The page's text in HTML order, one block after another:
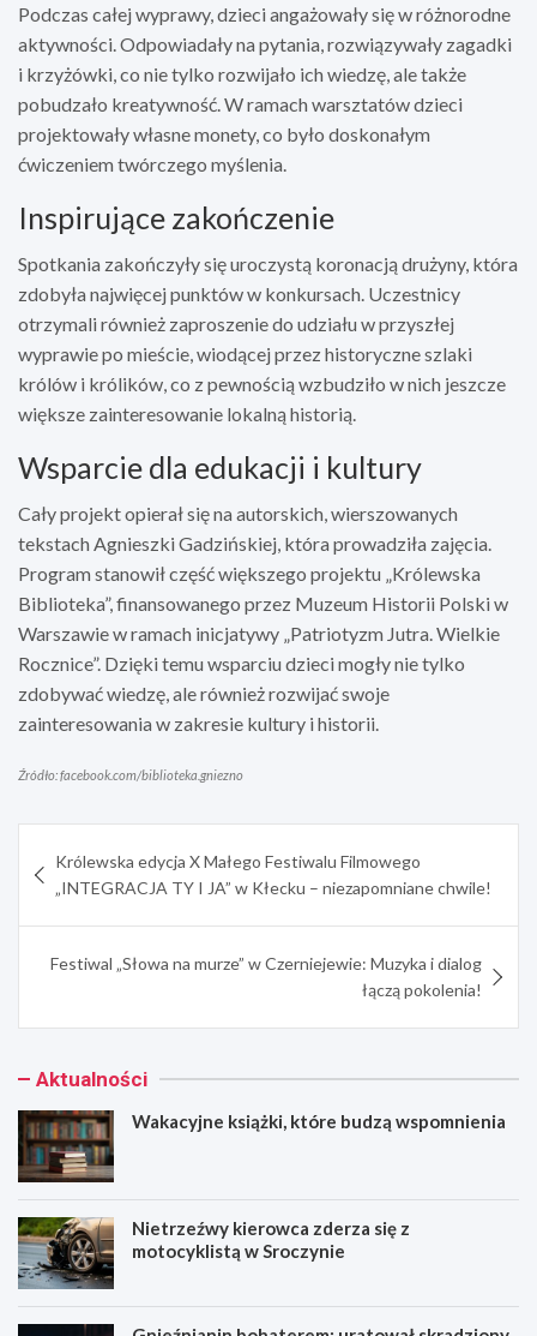
Podczas całej wyprawy, dzieci angażowały się w różnorodne
aktywności. Odpowiadały na pytania, rozwiązywały zagadki
i krzyżówki, co nie tylko rozwijało ich wiedzę, ale także
pobudzało kreatywność. W ramach warsztatów dzieci
projektowały własne monety, co było doskonałym
ćwiczeniem twórczego myślenia.
Inspirujące zakończenie
Spotkania zakończyły się uroczystą koronacją drużyny, która
zdobyła najwięcej punktów w konkursach. Uczestnicy
otrzymali również zaproszenie do udziału w przyszłej
wyprawie po mieście, wiodącej przez historyczne szlaki
królów i królików, co z pewnością wzbudziło w nich jeszcze
większe zainteresowanie lokalną historią.
Wsparcie dla edukacji i kultury
Cały projekt opierał się na autorskich, wierszowanych
tekstach Agnieszki Gadzińskiej, która prowadziła zajęcia.
Program stanowił część większego projektu „Królewska
Biblioteka”, finansowanego przez Muzeum Historii Polski w
Warszawie w ramach inicjatywy „Patriotyzm Jutra. Wielkie
Rocznice”. Dzięki temu wsparciu dzieci mogły nie tylko
zdobywać wiedzę, ale również rozwijać swoje
zainteresowania w zakresie kultury i historii.
Źródło: facebook.com/biblioteka.gniezno
wpisu
Królewska edycja X Małego Festiwalu Filmowego
„INTEGRACJA TY I JA” w Kłecku – niezapomniane chwile!
Festiwal „Słowa na murze” w Czerniejewie: Muzyka i dialog
łączą pokolenia!
Aktualności
Wakacyjne książki, które budzą wspomnienia
Nietrzeźwy kierowca zderza się z
motocyklistą w Sroczynie